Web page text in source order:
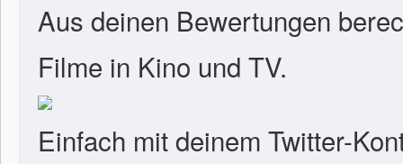
Aus deinen Bewertungen
Filme in Kino und TV.
Einfach mit deinem Twitter-